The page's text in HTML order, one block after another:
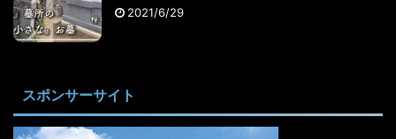
2021/6/29
スポンサーサイト